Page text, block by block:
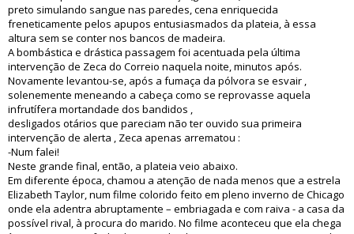
preto simulando sangue nas paredes, cena enriquecida
freneticamente pelos apupos entusiasmados da plateia, à essa
altura sem se conter nos bancos de madeira.
A bombástica e drástica passagem foi acentuada pela última
intervenção de Zeca do Correio naquela noite, minutos após.
Novamente levantou-se, após a fumaça da pólvora se esvair ,
solenemente meneando a cabeça como se reprovasse aquela
infrutífera mortandade dos bandidos ,
desligados otários que pareciam não ter ouvido sua primeira
intervenção de alerta , Zeca apenas arrematou :
-Num falei!
Neste grande final, então, a plateia veio abaixo.
Em diferente época, chamou a atenção de nada menos que a estrela
Elizabeth Taylor, num filme colorido feito em pleno inverno de Chicago
onde ela adentra abruptamente – embriagada e com raiva - a casa da
possível rival, à procura do marido. No filme aconteceu que ela chega